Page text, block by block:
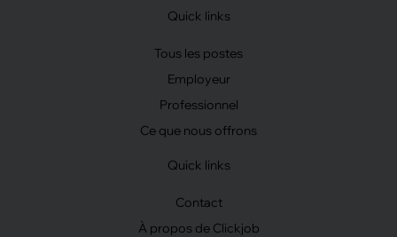
Quick links
Tous les postes
Employeur
Professionnel
Ce que nous offrons
Quick links
Contact
À propos de Clickjob